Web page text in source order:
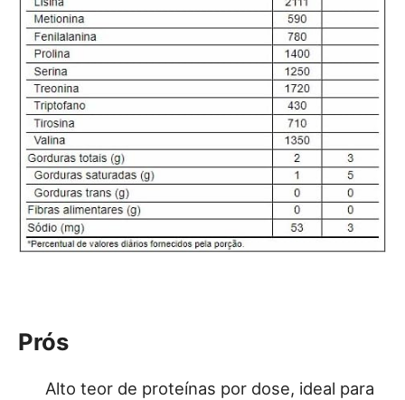
Prós
Alto teor de proteínas por dose, ideal para